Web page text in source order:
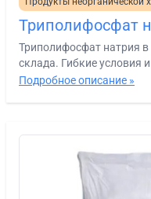
Триполифосфат
Триполифосфат натрия
склада. Гибкие условия
Подробное описание »